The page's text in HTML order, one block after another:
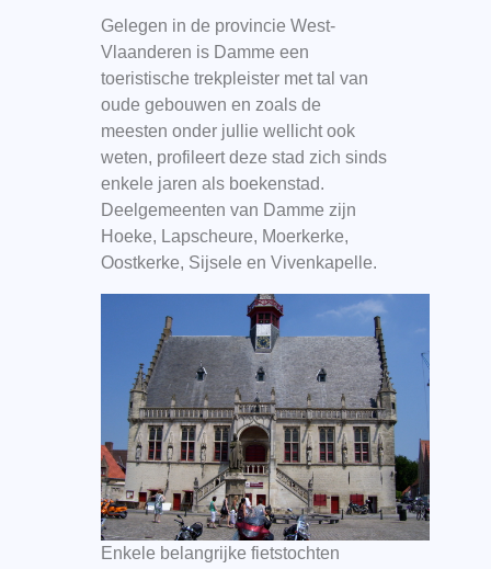
Gelegen in de provincie West-
Vlaanderen is Damme een
toeristische trekpleister met tal van
oude gebouwen en zoals de
meesten onder jullie wellicht ook
weten, profileert deze stad zich sinds
enkele jaren als boekenstad.
Deelgemeenten van Damme zijn
Hoeke, Lapscheure, Moerkerke,
Oostkerke, Sijsele en Vivenkapelle.
Enkele belangrijke fietstochten